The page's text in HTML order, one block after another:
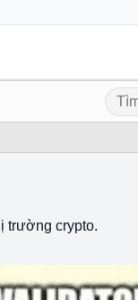
trường crypto.